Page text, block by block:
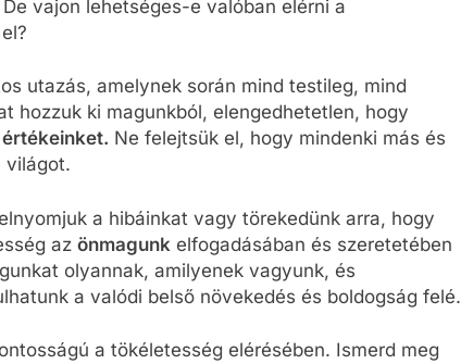
vajon lehetséges-e valóban elérni a
utazás, amelynek során mind testileg, mind
hozzuk ki magunkból, elengedhetetlen, hogy
értékeinket. Ne felejtsük el, hogy mindenki más és
világot.
a hibáinkat vagy törekedünk arra, hogy
az önmagunk elfogadásában és szeretetében
olyannak, amilyenek vagyunk, és
a valódi belső növekedés és boldogság felé.
a tökéletesség elérésében. Ismerd meg